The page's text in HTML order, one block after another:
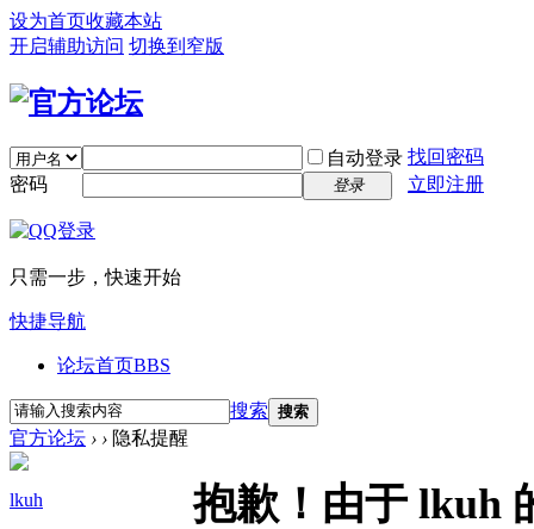
设为首页收藏本站
开启辅助访问 切换到窄版
自动登录 找回密码
密码
登录 立即注册
只需一步，快速开始
快捷导航
论坛首页BBS
搜索 搜索
官方论坛 › › 隐私提醒
lkuh 抱歉！由于 lkuh